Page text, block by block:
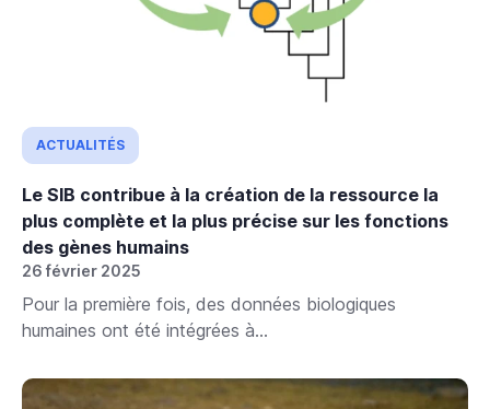
ACTUALITÉS
Le SIB contribue à la création de la ressource la
plus complète et la plus précise sur les fonctions
des gènes humains
26 février 2025
Pour la première fois, des données biologiques
humaines ont été intégrées à...